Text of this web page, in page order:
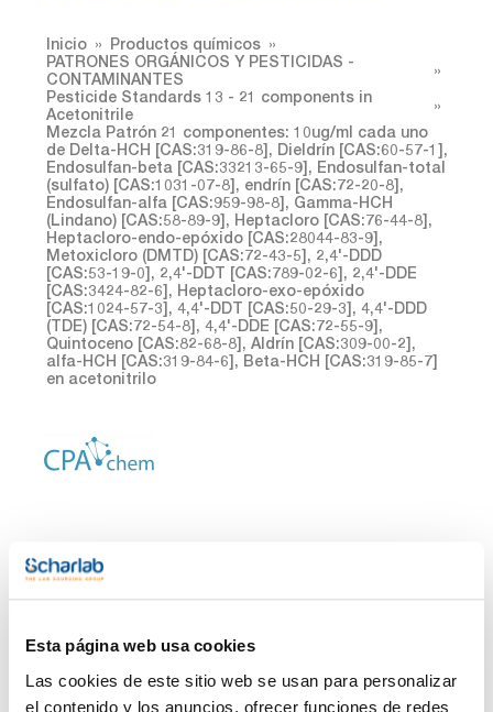
Esta página web usa cookies
Las cookies de este sitio web se usan para personalizar
el contenido y los anuncios, ofrecer funciones de redes
Inicio
Productos químicos
PATRONES ORGÁNICOS Y PESTICIDAS -
CONTAMINANTES
Pesticide Standards 13 - 21 components in
Acetonitrile
Mezcla Patrón 21 componentes: 10ug/ml cada uno
de Delta-HCH [CAS:319-86-8], Dieldrín [CAS:60-57-1],
Endosulfan-beta [CAS:33213-65-9], Endosulfan-total
(sulfato) [CAS:1031-07-8], endrín [CAS:72-20-8],
Endosulfan-alfa [CAS:959-98-8], Gamma-HCH
(Lindano) [CAS:58-89-9], Heptacloro [CAS:76-44-8],
Heptacloro-endo-epóxido [CAS:28044-83-9],
Metoxicloro (DMTD) [CAS:72-43-5], 2,4'-DDD
[CAS:53-19-0], 2,4'-DDT [CAS:789-02-6], 2,4'-DDE
[CAS:3424-82-6], Heptacloro-exo-epóxido
[CAS:1024-57-3], 4,4'-DDT [CAS:50-29-3], 4,4'-DDD
(TDE) [CAS:72-54-8], 4,4'-DDE [CAS:72-55-9],
Quintoceno [CAS:82-68-8], Aldrín [CAS:309-00-2],
alfa-HCH [CAS:319-84-6], Beta-HCH [CAS:319-85-7]
en acetonitrilo
Envase Referencia Disponibilidad Mi Precio
x1mL CPAF263374
disponibilidad